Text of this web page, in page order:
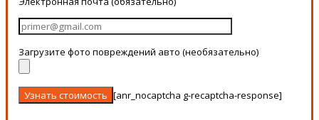
Загрузите фото повреждений авто (необязательно)
[anr_nocaptcha g-recaptcha-response]